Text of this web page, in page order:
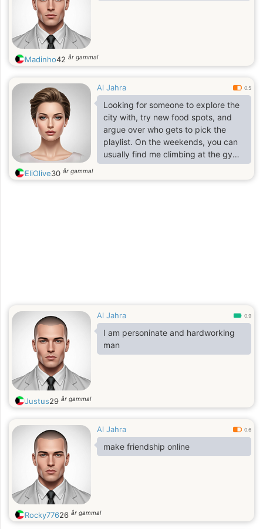
Madinho42 år gammal
Al Jahra 0.5
Looking for someone to explore the
city with, try new food spots, and
argue over who gets to pick the
playlist. On the weekends, you can
usually find me climbing at the gym
or checking out local thrift stores.
Down for a coffee or a casual drink
EliOlive30 år gammal
Al Jahra 0.9
I am personinate and hardworking
man
Justus29 år gammal
Al Jahra 0.6
make friendship online
Rocky77626 år gammal